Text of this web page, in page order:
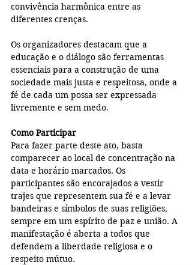
convivência harmônica entre as
diferentes crenças.
Os organizadores destacam que a
educação e o diálogo são ferramentas
essenciais para a construção de uma
sociedade mais justa e respeitosa, onde a
fé de cada um possa ser expressada
livremente e sem medo.
Como Participar
Para fazer parte deste ato, basta
comparecer ao local de concentração na
data e horário marcados. Os
participantes são encorajados a vestir
trajes que representem sua fé e a levar
bandeiras e símbolos de suas religiões,
sempre em um espírito de paz e união. A
manifestação é aberta a todos que
defendem a liberdade religiosa e o
respeito mútuo.